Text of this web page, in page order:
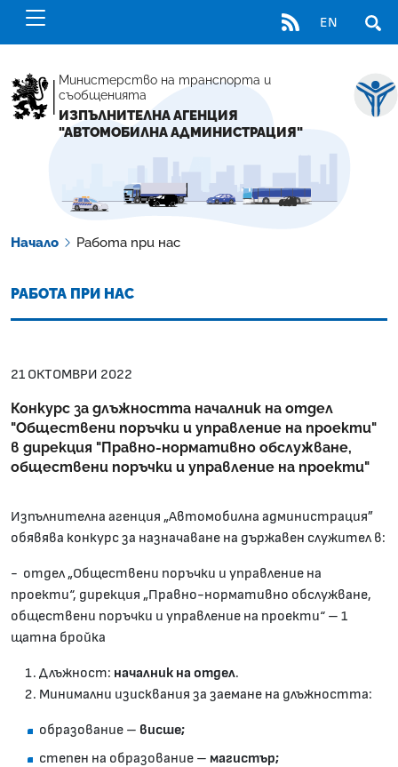
RSS EN
Министерство на транспорта и
съобщенията
ИЗПЪЛНИТЕЛНА АГЕНЦИЯ
"АВТОМОБИЛНА АДМИНИСТРАЦИЯ"
Начало Работа при нас
РАБОТА ПРИ НАС
21 ОКТОМВРИ 2022
Конкурс за длъжността началник на отдел
"Обществени поръчки и управление на проекти"
в дирекция "Правно-нормативно обслужване,
обществени поръчки и управление на проекти"
Изпълнителна агенция „Автомобилна администрация”
обявява конкурс за назначаване на държавен служител в:
- отдел „Обществени поръчки и управление на
проекти“, дирекция „Правно-нормативно обслужване,
обществени поръчки и управление на проекти“ – 1
щатна бройка
Длъжност: началник на отдел.
Минимални изисквания за заемане на длъжността:
образование – висше;
степен на образование – магистър;